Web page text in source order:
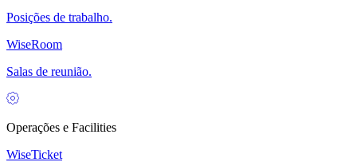
Posições de trabalho.
WiseRoom
Salas de reunião.
Operações e Facilities
WiseTicket